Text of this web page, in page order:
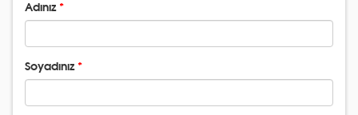
Adınız
Soyadınız